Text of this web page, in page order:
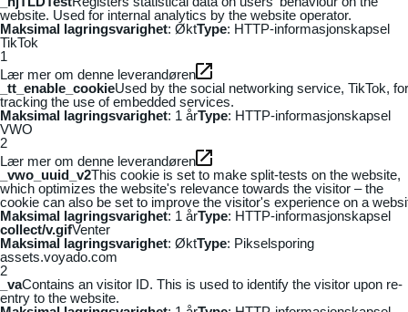
website. Used for internal analytics by the website operator.
Maksimal lagringsvarighet: ØktType: HTTP-informasjonskapsel
TikTok
1
Lær mer om denne leverandøren
_tt_enable_cookieUsed by the social networking service, TikTok, for
tracking the use of embedded services.
Maksimal lagringsvarighet: 1 årType: HTTP-informasjonskapsel
VWO
2
Lær mer om denne leverandøren
_vwo_uuid_v2This cookie is set to make split-tests on the website,
which optimizes the website's relevance towards the visitor – the
cookie can also be set to improve the visitor's experience on a
Maksimal lagringsvarighet: 1 årType: HTTP-informasjonskapsel
collect/v.gifVenter
Maksimal lagringsvarighet: ØktType: Pikselsporing
assets.voyado.com
2
_vaContains an visitor ID. This is used to identify the visitor upon re-
entry to the website.